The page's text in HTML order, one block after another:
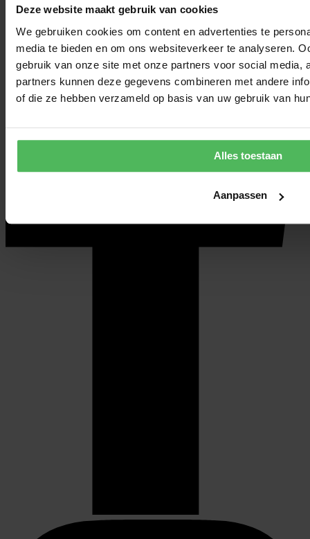
Deze website maakt gebruik van cookies
We gebruiken cookies om content en advertenties te
media te bieden en om ons websiteverkeer te analyseren.
gebruik van onze site met onze partners voor social media,
partners kunnen deze gegevens combineren met andere
of die ze hebben verzameld op basis van uw gebruik van
Alles toestaan
Aanpassen